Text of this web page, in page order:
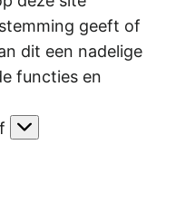
geeft of
dit een nadelige
functies en